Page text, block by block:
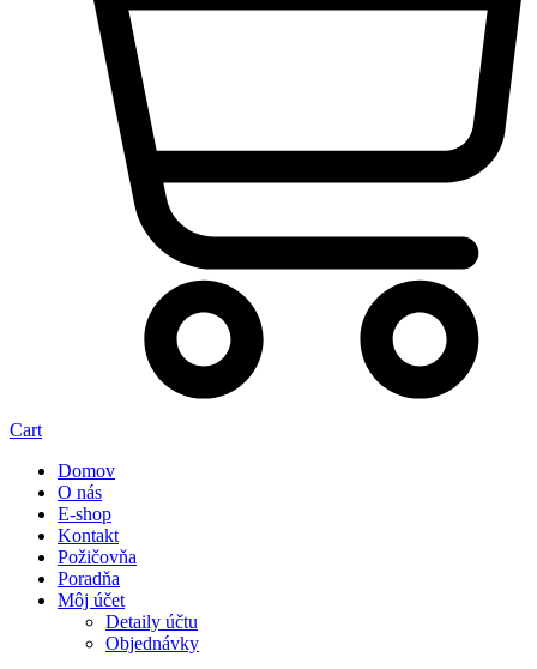
Cart
Domov
O nás
E-shop
Kontakt
Požičovňa
Poradňa
Môj účet
Detaily účtu
Objednávky